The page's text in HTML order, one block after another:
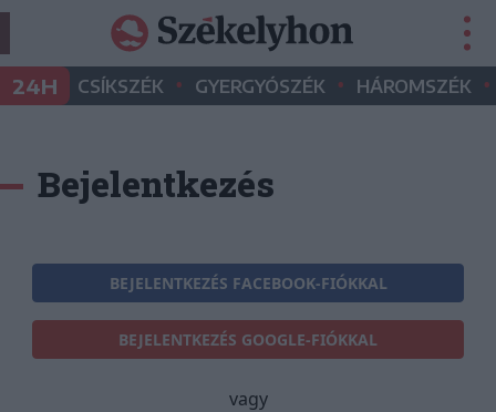
24H CSÍKSZÉK • GYERGYÓSZÉK • HÁROMSZÉK •
Bejelentkezés
BEJELENTKEZÉS FACEBOOK-FIÓKKAL
BEJELENTKEZÉS GOOGLE-FIÓKKAL
vagy